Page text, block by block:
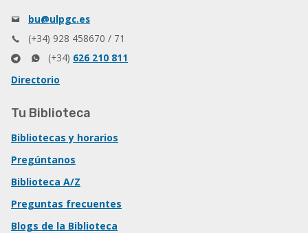
bu@ulpgc.es
(+34) 928 458670 / 71
(+34) 626 210 811
Directorio
Tu Biblioteca
Bibliotecas y horarios
Pregúntanos
Biblioteca A/Z
Preguntas frecuentes
Blogs de la Biblioteca